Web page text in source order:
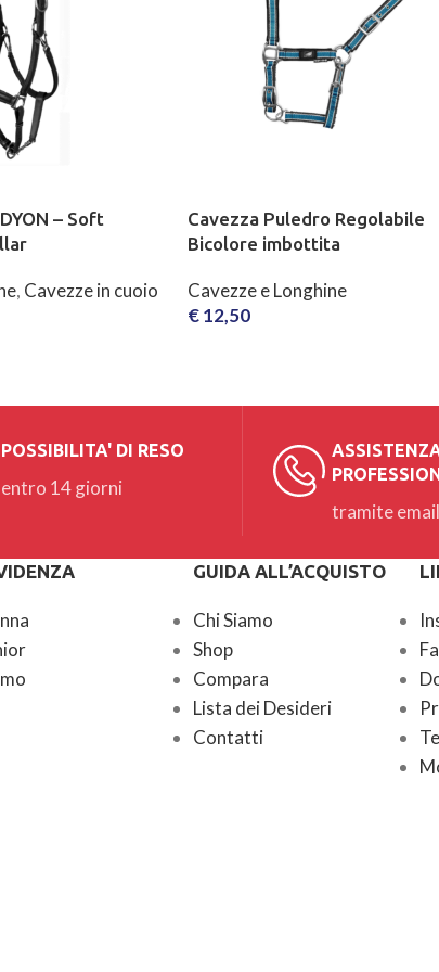
– Soft
, Cavezze in cuoio
Cavezza Puledro Regolabile
Bicolore imbottita
Cavezze e Longhine
€12,50
POSSIBILITA' DI RESO
entro 14 giorni
tramite
GUIDA ALL’ACQUISTO
Chi Siamo
Shop
Compara
Lista dei Desideri
Contatti